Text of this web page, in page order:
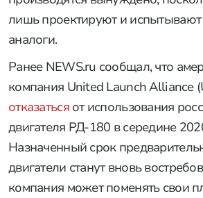
лишь проектируют и испытывают
аналоги.
Ранее NEWS.ru сообщал, что
компания United Launch Alliance
отказатьсяот использования
двигателя РД-180 в середине
Назначенный срок
двигатели станут вновь
компания может поменять свои